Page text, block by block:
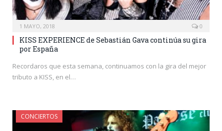
1 MAYO, 2018 0
KISS EXPERIENCE de Sebastián Gava continúa su gira
por España
Recordaros que esta semana, continuamos con la gira del mejor
tributo a KISS, en el…
CONCIERTOS